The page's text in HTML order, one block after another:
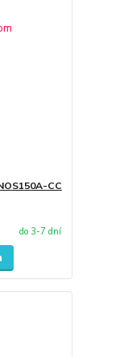
CC
do 3-7 dní